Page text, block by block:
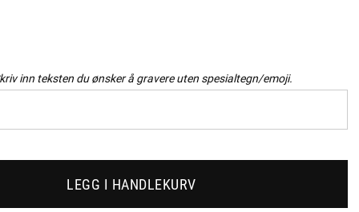
inn teksten du ønsker å gravere uten spesialtegn/emoji.
LEGG I HANDLEKURV